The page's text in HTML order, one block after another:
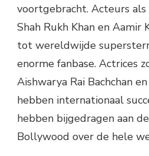
voortgebracht. Acteurs als
Shah Rukh Khan en Aamir
tot wereldwijde
enorme fanbase. Actrices
Aishwarya Rai Bachchan
hebben internationaal
hebben bijgedragen aan
Bollywood over de hele